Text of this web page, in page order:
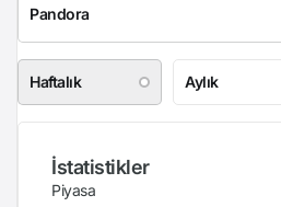
Haftalık Aylık
İstatistikler
Piyasa